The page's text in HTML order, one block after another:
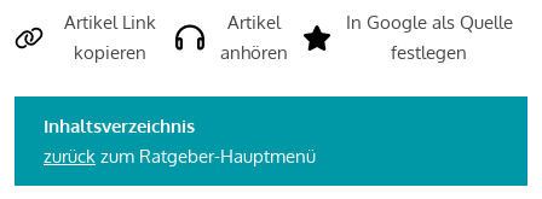
Artikel Link
kopieren
Artikel
anhören
In Google als Quelle
festlegen
Inhaltsverzeichnis
zurück zum Ratgeber-Hauptmenü